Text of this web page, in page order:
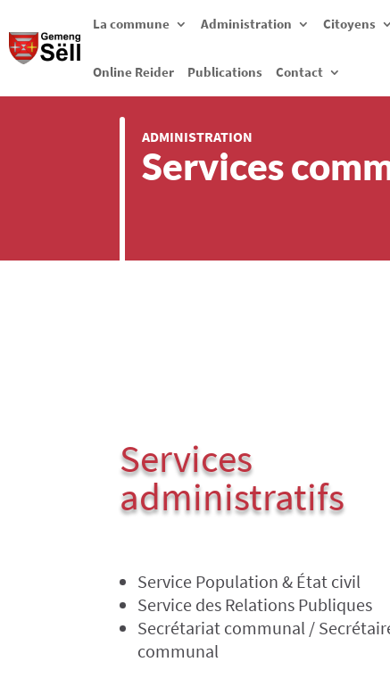
La commune Administration Citoyens
Online Reider Publications Contact
ADMINISTRATION
Services
Services
administratifs
Service Population & État civil
Service des Relations Publiques
Secrétariat communal /
communal